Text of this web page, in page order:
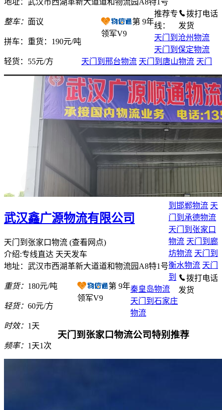
整车： 面议
拼车： 重货：190元/吨
轻货： 55元/方
第 9年
领军V9
拨打电话
发货
武汉鑫广源物流有限公司
天门到张家口物流 (查看网点)
介绍:专线直达 天天发车
地址：武汉市西湖革新大道道和物流园A8特1号
重货： 180元/吨
轻货： 60元/方
时效： 1天
频率： 1天1次
第 9年
领军V9
拨打电话
发货
推荐专
线：
天门到沧州物流
天门到保定物流
天门到邢台物流 天门到唐山物流 天门
到邯郸物流 天
门到承德物流
天门到张家口
物流 天门到廊
坊物流 天门到
衡水物流 天门
到
秦皇岛物流
天门到石家庄
物流
天门到张家口物流公司特别推荐